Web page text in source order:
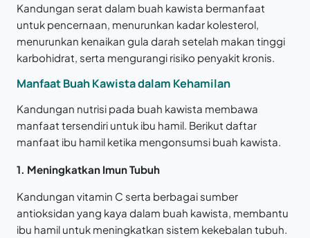
Kandungan serat dalam buah kawista bermanfaat
untuk pencernaan, menurunkan kadar kolesterol,
menurunkan kenaikan gula darah setelah makan tinggi
karbohidrat, serta mengurangi risiko penyakit kronis.
Manfaat Buah Kawista dalam Kehamilan
Kandungan nutrisi pada buah kawista membawa
manfaat tersendiri untuk ibu hamil. Berikut daftar
manfaat ibu hamil ketika mengonsumsi buah kawista.
1. Meningkatkan Imun Tubuh
Kandungan vitamin C serta berbagai sumber
antioksidan yang kaya dalam buah kawista, membantu
ibu hamil untuk meningkatkan sistem kekebalan tubuh.